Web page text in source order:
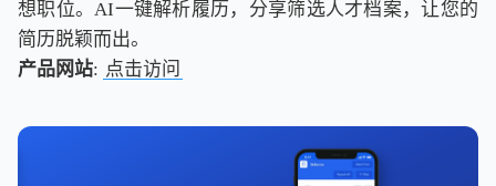
想职位。AI一键解析履历，分享筛选人才档案，让您的
简历脱颖而出。
产品网站: 点击访问